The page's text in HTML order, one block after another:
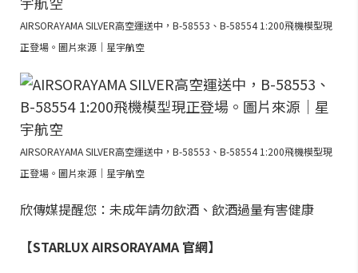
AIRSORAYAMA SILVER高空運送中，B-58553、B-58554 1:200飛機模型現
正登場。圖片來源｜星宇航空
AIRSORAYAMA SILVER高空運送中，B-58553、B-58554 1:200飛機模型現
正登場。圖片來源｜星宇航空
欣傳媒提醒您：未成年請勿飲酒、飲酒過量有害健康
【STARLUX AIRSORAYAMA 官網】